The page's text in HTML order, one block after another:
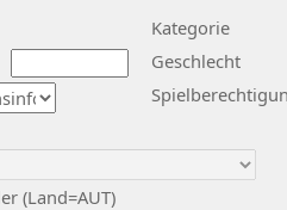
Kategorie
Geschlecht
(Land=AUT)